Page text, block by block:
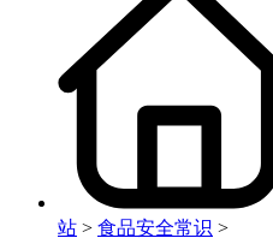
站 > 食品安全常识 >